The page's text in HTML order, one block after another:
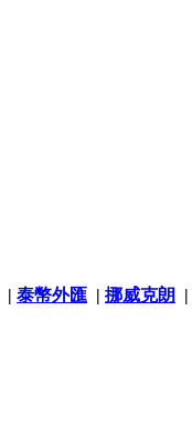
| 泰幣外匯 | 挪威克朗 |